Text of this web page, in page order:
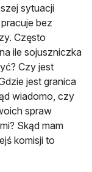
sytuacji
bez
Często
ile sojuszniczka
Czy jest
jest granica
wiadomo, czy
spraw
Skąd mam
komisji to